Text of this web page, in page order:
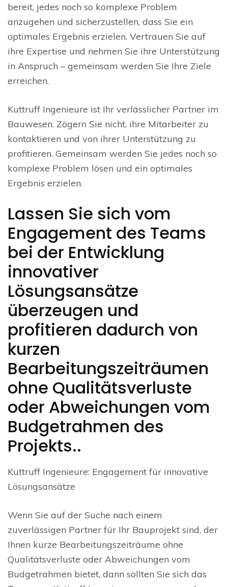
bereit, jedes noch so komplexe Problem
anzugehen und sicherzustellen, dass Sie ein
optimales Ergebnis erzielen. Vertrauen Sie auf
ihre Expertise und nehmen Sie ihre Unterstützung
in Anspruch – gemeinsam werden Sie Ihre Ziele
erreichen.
Kuttruff Ingenieure ist Ihr verlässlicher Partner im
Bauwesen. Zögern Sie nicht, ihre Mitarbeiter zu
kontaktieren und von ihrer Unterstützung zu
profitieren. Gemeinsam werden Sie jedes noch so
komplexe Problem lösen und ein optimales
Ergebnis erzielen.
Lassen Sie sich vom
Engagement des Teams
bei der Entwicklung
innovativer
Lösungsansätze
überzeugen und
profitieren dadurch von
kurzen
Bearbeitungszeiträumen
ohne Qualitätsverluste
oder Abweichungen vom
Budgetrahmen des
Projekts..
Kuttruff Ingenieure: Engagement für innovative
Lösungsansätze
Wenn Sie auf der Suche nach einem
zuverlässigen Partner für Ihr Bauprojekt sind, der
Ihnen kurze Bearbeitungszeiträume ohne
Qualitätsverluste oder Abweichungen vom
Budgetrahmen bietet, dann sollten Sie sich das